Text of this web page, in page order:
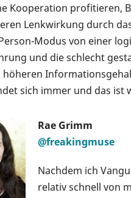
Kooperation profitieren,
Lenkwirkung durch
Modus von einer
und die schlecht
höheren
sich immer und das ist
Rae Grimm
@freakingmuse
Nachdem ich
relativ schnell von